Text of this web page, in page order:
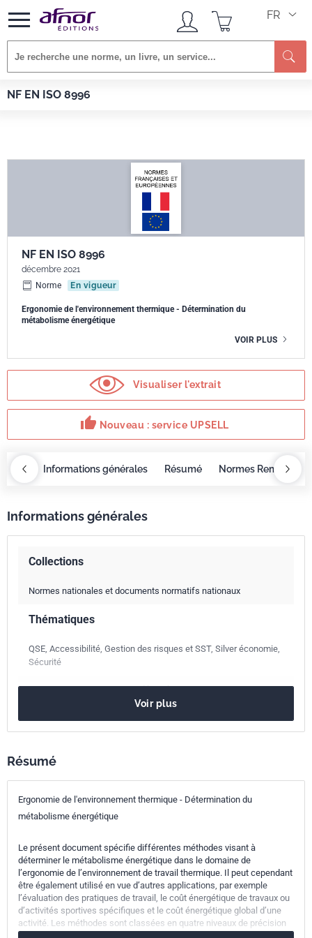
FR
NF EN ISO 8996
Afnor EDITIONS Normes
NF EN ISO 8996
décembre 2021
Norme
En vigueur
Ergonomie de l'environnement thermique - Détermination du
métabolisme énergétique
VOIR PLUS
Visualiser l'extrait
thumb_up Nouveau : service UPSELL
Informations générales Résumé Normes
Informations générales
Collections
Normes nationales et documents normatifs nationaux
Thématiques
QSE, Accessibilité, Gestion des risques et SST, Silver économie,
Sécurité
Date de
décembre 2021
Référence
Codes ICS 13.180Ergonomie
classement
Numéro de tirage 1
Parenté
internationale
ISO 8996:2021
Voir plus
Résumé
Ergonomie de l'environnement thermique - Détermination du
métabolisme énergétique
Le présent document spécifie différentes méthodes visant à
déterminer le métabolisme énergétique dans le domaine de
l’ergonomie de l’environnement de travail thermique. Il peut cependant
être également utilisé en vue d’autres applications, par exemple
l’évaluation des pratiques de travail, le coût énergétique de travaux ou
d’activités sportives spécifiques et le coût énergétique global d’une
activité. Les méthodes sont classées en quatre niveaux de précision
croissante: niveau 1, Typologies, avec un tableau donnant des